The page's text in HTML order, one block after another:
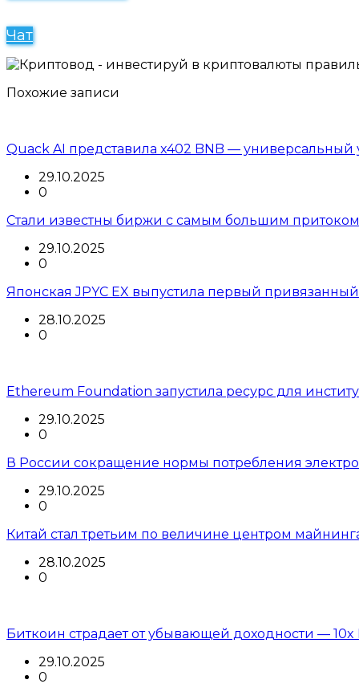
Чат
Похожие записи
Quack AI представила x402 BNB —
29.10.2025
0
Стали известны биржи с самым большим
29.10.2025
0
Японская JPYC EX выпустила первый
28.10.2025
0
Ethereum Foundation запустила ресурс для
29.10.2025
0
В России сокращение нормы потребления
29.10.2025
0
Китай стал третьим по величине центром
28.10.2025
0
Биткоин страдает от убывающей доходности — 10x
29.10.2025
0